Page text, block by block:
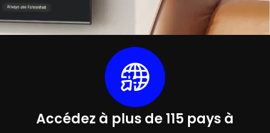
Accédez à plus de 115 pays à